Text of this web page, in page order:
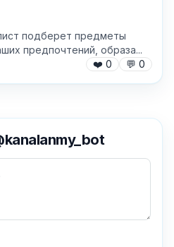
подберет предметы
предпочтений, образа...
❤️ 0 💬 0